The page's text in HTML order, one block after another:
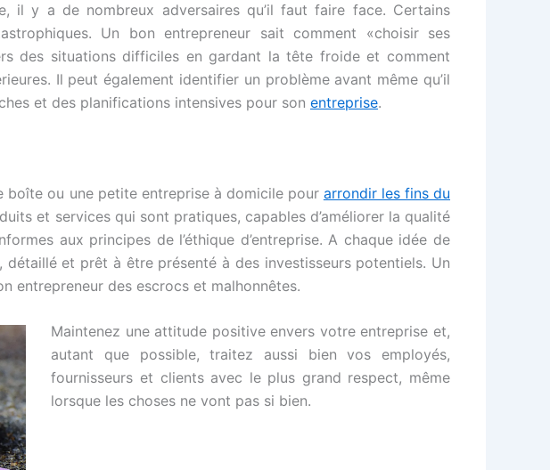
il y a de nombreux adversaires qu’il faut faire face. Certains
Un bon entrepreneur sait comment «choisir ses
des situations difficiles en gardant la tête froide et comment
Il peut également identifier un problème avant même qu’il
et des planifications intensives pour son entreprise.
boîte ou une petite entreprise à domicile pour arrondir les fins du
et services qui sont pratiques, capables d’améliorer la qualité
aux principes de l’éthique d’entreprise. A chaque idée de
détaillé et prêt à être présenté à des investisseurs potentiels. Un
entrepreneur des escrocs et malhonnêtes.
Maintenez une attitude positive envers votre entreprise et,
autant que possible, traitez aussi bien vos employés,
fournisseurs et clients avec le plus grand respect, même
lorsque les choses ne vont pas si bien.